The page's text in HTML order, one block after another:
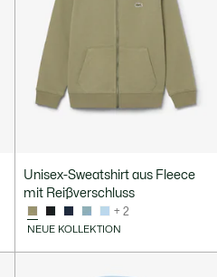
Unisex-Sweatshirt aus Fleece
mit Reißverschluss
+ 2
NEUE KOLLEKTION